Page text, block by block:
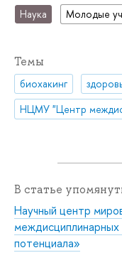
Наука Молодые
Темы
биохакинг
В статье
Научный центр
междисциплинарных
потенциала»